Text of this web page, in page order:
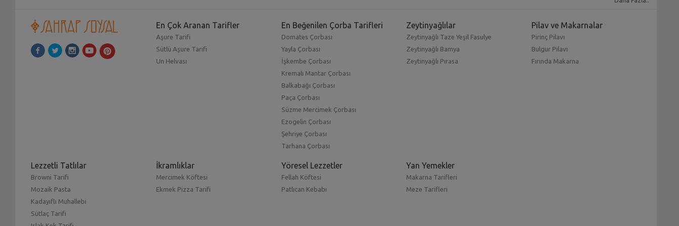
En Çok Aranan Tarifler
Aşure Tarifi
Sütlü Aşure Tarifi
Un Helvası
En Beğenilen Çorba Tarifleri
Domates Çorbası
Yayla Çorbası
İşkembe Çorbası
Kremalı Mantar Çorbası
Balkabağı Çorbası
Paça Çorbası
Süzme Mercimek Çorbası
Ezogelin Çorbası
Şehriye Çorbası
Tarhana Çorbası
Zeytinyağlılar
Zeytinyağlı Taze Yeşil Fasulye
Zeytinyağlı Bamya
Zeytinyağlı Pırasa
Pilav ve Makarnalar
Pirinç Pilavı
Bulgur Pilavı
Fırında Makarna
Lezzetli Tatlılar
Browni Tarifi
Mozaik Pasta
Kadayıflı Muhallebi
Sütlaç Tarifi
İkramlıklar
Mercimek Köftesi
Ekmek Pizza Tarifi
Yöresel Lezzetler
Fellah Köftesi
Patlıcan Kebabı
Yan Yemekler
Makarna Tarifleri
Meze Tarifleri